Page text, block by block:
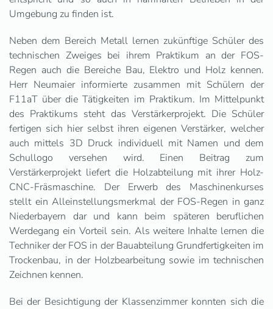
Umgebung zu finden ist.
Neben dem Bereich Metall lernen zukünftige Schüler des
technischen Zweiges bei ihrem Praktikum an der FOS-
Regen auch die Bereiche Bau, Elektro und Holz kennen.
Herr Neumaier informierte zusammen mit Schülern der
F11aT über die Tätigkeiten im Praktikum. Im Mittelpunkt
des Praktikums steht das Verstärkerprojekt. Die Schüler
fertigen sich hier selbst ihren eigenen Verstärker, welcher
auch mittels 3D Druck individuell mit Namen und dem
Schullogo versehen wird. Einen Beitrag zum
Verstärkerprojekt liefert die Holzabteilung mit ihrer Holz-
CNC-Fräsmaschine. Der Erwerb des Maschinenkurses
stellt ein Alleinstellungsmerkmal der FOS-Regen in ganz
Niederbayern dar und kann beim späteren beruflichen
Werdegang ein Vorteil sein. Als weitere Inhalte lernen die
Techniker der FOS in der Bauabteilung Grundfertigkeiten im
Trockenbau, in der Holzbearbeitung sowie im technischen
Zeichnen kennen.
Bei der Besichtigung der Klassenzimmer konnten sich die